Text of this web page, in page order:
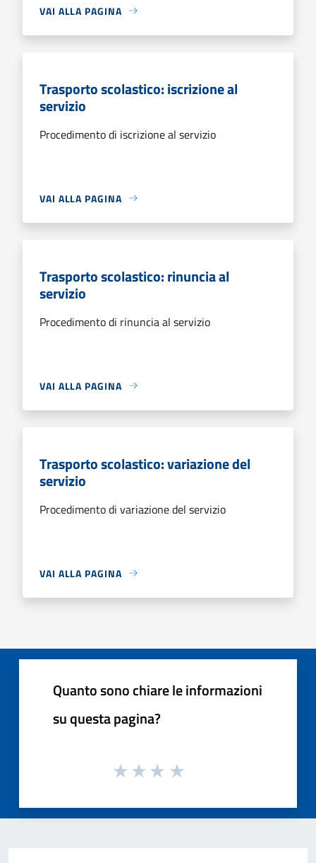
VAI ALLA PAGINA
Trasporto scolastico: iscrizione al
servizio
Procedimento di iscrizione al servizio
VAI ALLA PAGINA
Trasporto scolastico: rinuncia al
servizio
Procedimento di rinuncia al servizio
VAI ALLA PAGINA
Trasporto scolastico: variazione del
servizio
Procedimento di variazione del servizio
VAI ALLA PAGINA
Quanto sono chiare le informazioni
su questa pagina?